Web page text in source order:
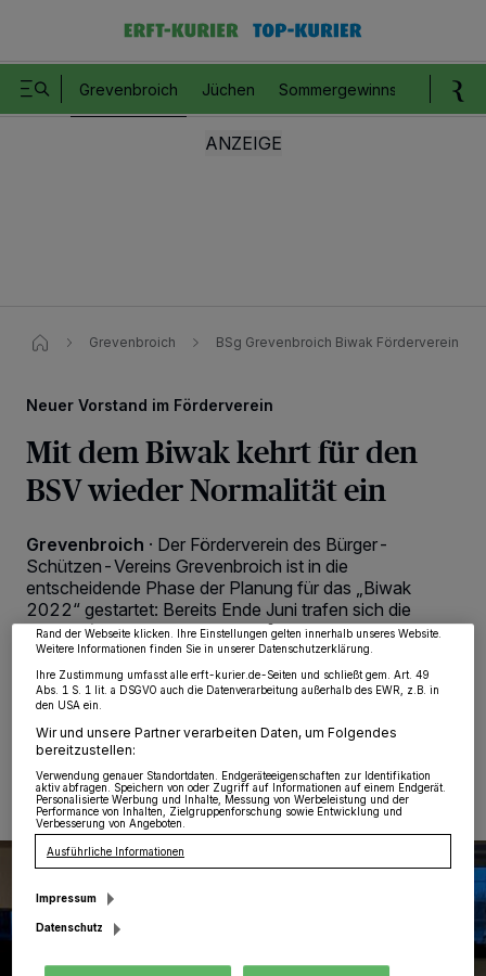
Grevenbroich Jüchen Sommergewinnspiel
Grevenbroich BSg Grevenbroich Biwak Förderverein
Neuer Vorstand im Förderverein
Mit dem Biwak kehrt für den
BSV wieder Normalität ein
Grevenbroich · Der Förderverein des Bürger-
Schützen-Vereins Grevenbroich ist in die
entscheidende Phase der Planung für das „Biwak
2022“ gestartet: Bereits Ende Juni trafen sich die
beteiligten Züge, Vertreter des „Biwak-Teams“ und der
Vorstand, um letzte Details zu besprechen.
07.08.2022 , 00:53 Uhr Eine Minute Lesezeit
von OK aktivieren Sie Tracking-Technologien für die unter „Wir und unsere
Partner verarbeiten Daten, um Ihnen Dienste bereitzustellen“ aufgeführten
Zwecke. Wenn Tracker deaktiviert sind, sind manche Inhalte und Anzeigen
möglicherweise nicht mehr so relevant für Sie. Sie können dieses Menü jederzeit
wieder aufrufen, um Ihre Einstellungen zu ändern oder Ihre Einwilligung zu
widerrufen, indem Sie auf den Link Einstellungen oder Ablehnen am unteren
Rand der Webseite klicken. Ihre Einstellungen gelten innerhalb unseres Website.
Weitere Informationen finden Sie in unserer Datenschutzerklärung.
Ihre Zustimmung umfasst alle erft-kurier.de-Seiten und schließt gem. Art. 49
Abs. 1 S. 1 lit. a DSGVO auch die Datenverarbeitung außerhalb des EWR, z.B. in
den USA ein.
Wir und unsere Partner verarbeiten Daten, um Folgendes
bereitzustellen:
Verwendung genauer Standortdaten. Endgeräteeigenschaften zur Identifikation
aktiv abfragen. Speichern von oder Zugriff auf Informationen auf einem Endgerät.
Personalisierte Werbung und Inhalte, Messung von Werbeleistung und der
Performance von Inhalten, Zielgruppenforschung sowie Entwicklung und
Verbesserung von Angeboten.
Ausführliche Informationen
Impressum
Datenschutz